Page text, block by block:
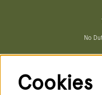
No
Cookies